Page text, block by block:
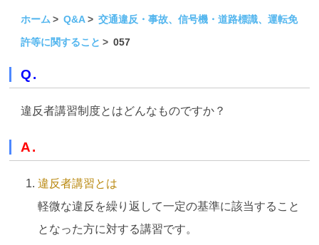
ホーム Q&A
交通違反・事故、信号機・道路標識、運転免
許等に関すること
057
Q.
違反者講習制度とはどんなものですか？
A.
違反者講習とは
軽微な違反を繰り返して一定の基準に該当すること
となった方に対する講習です。